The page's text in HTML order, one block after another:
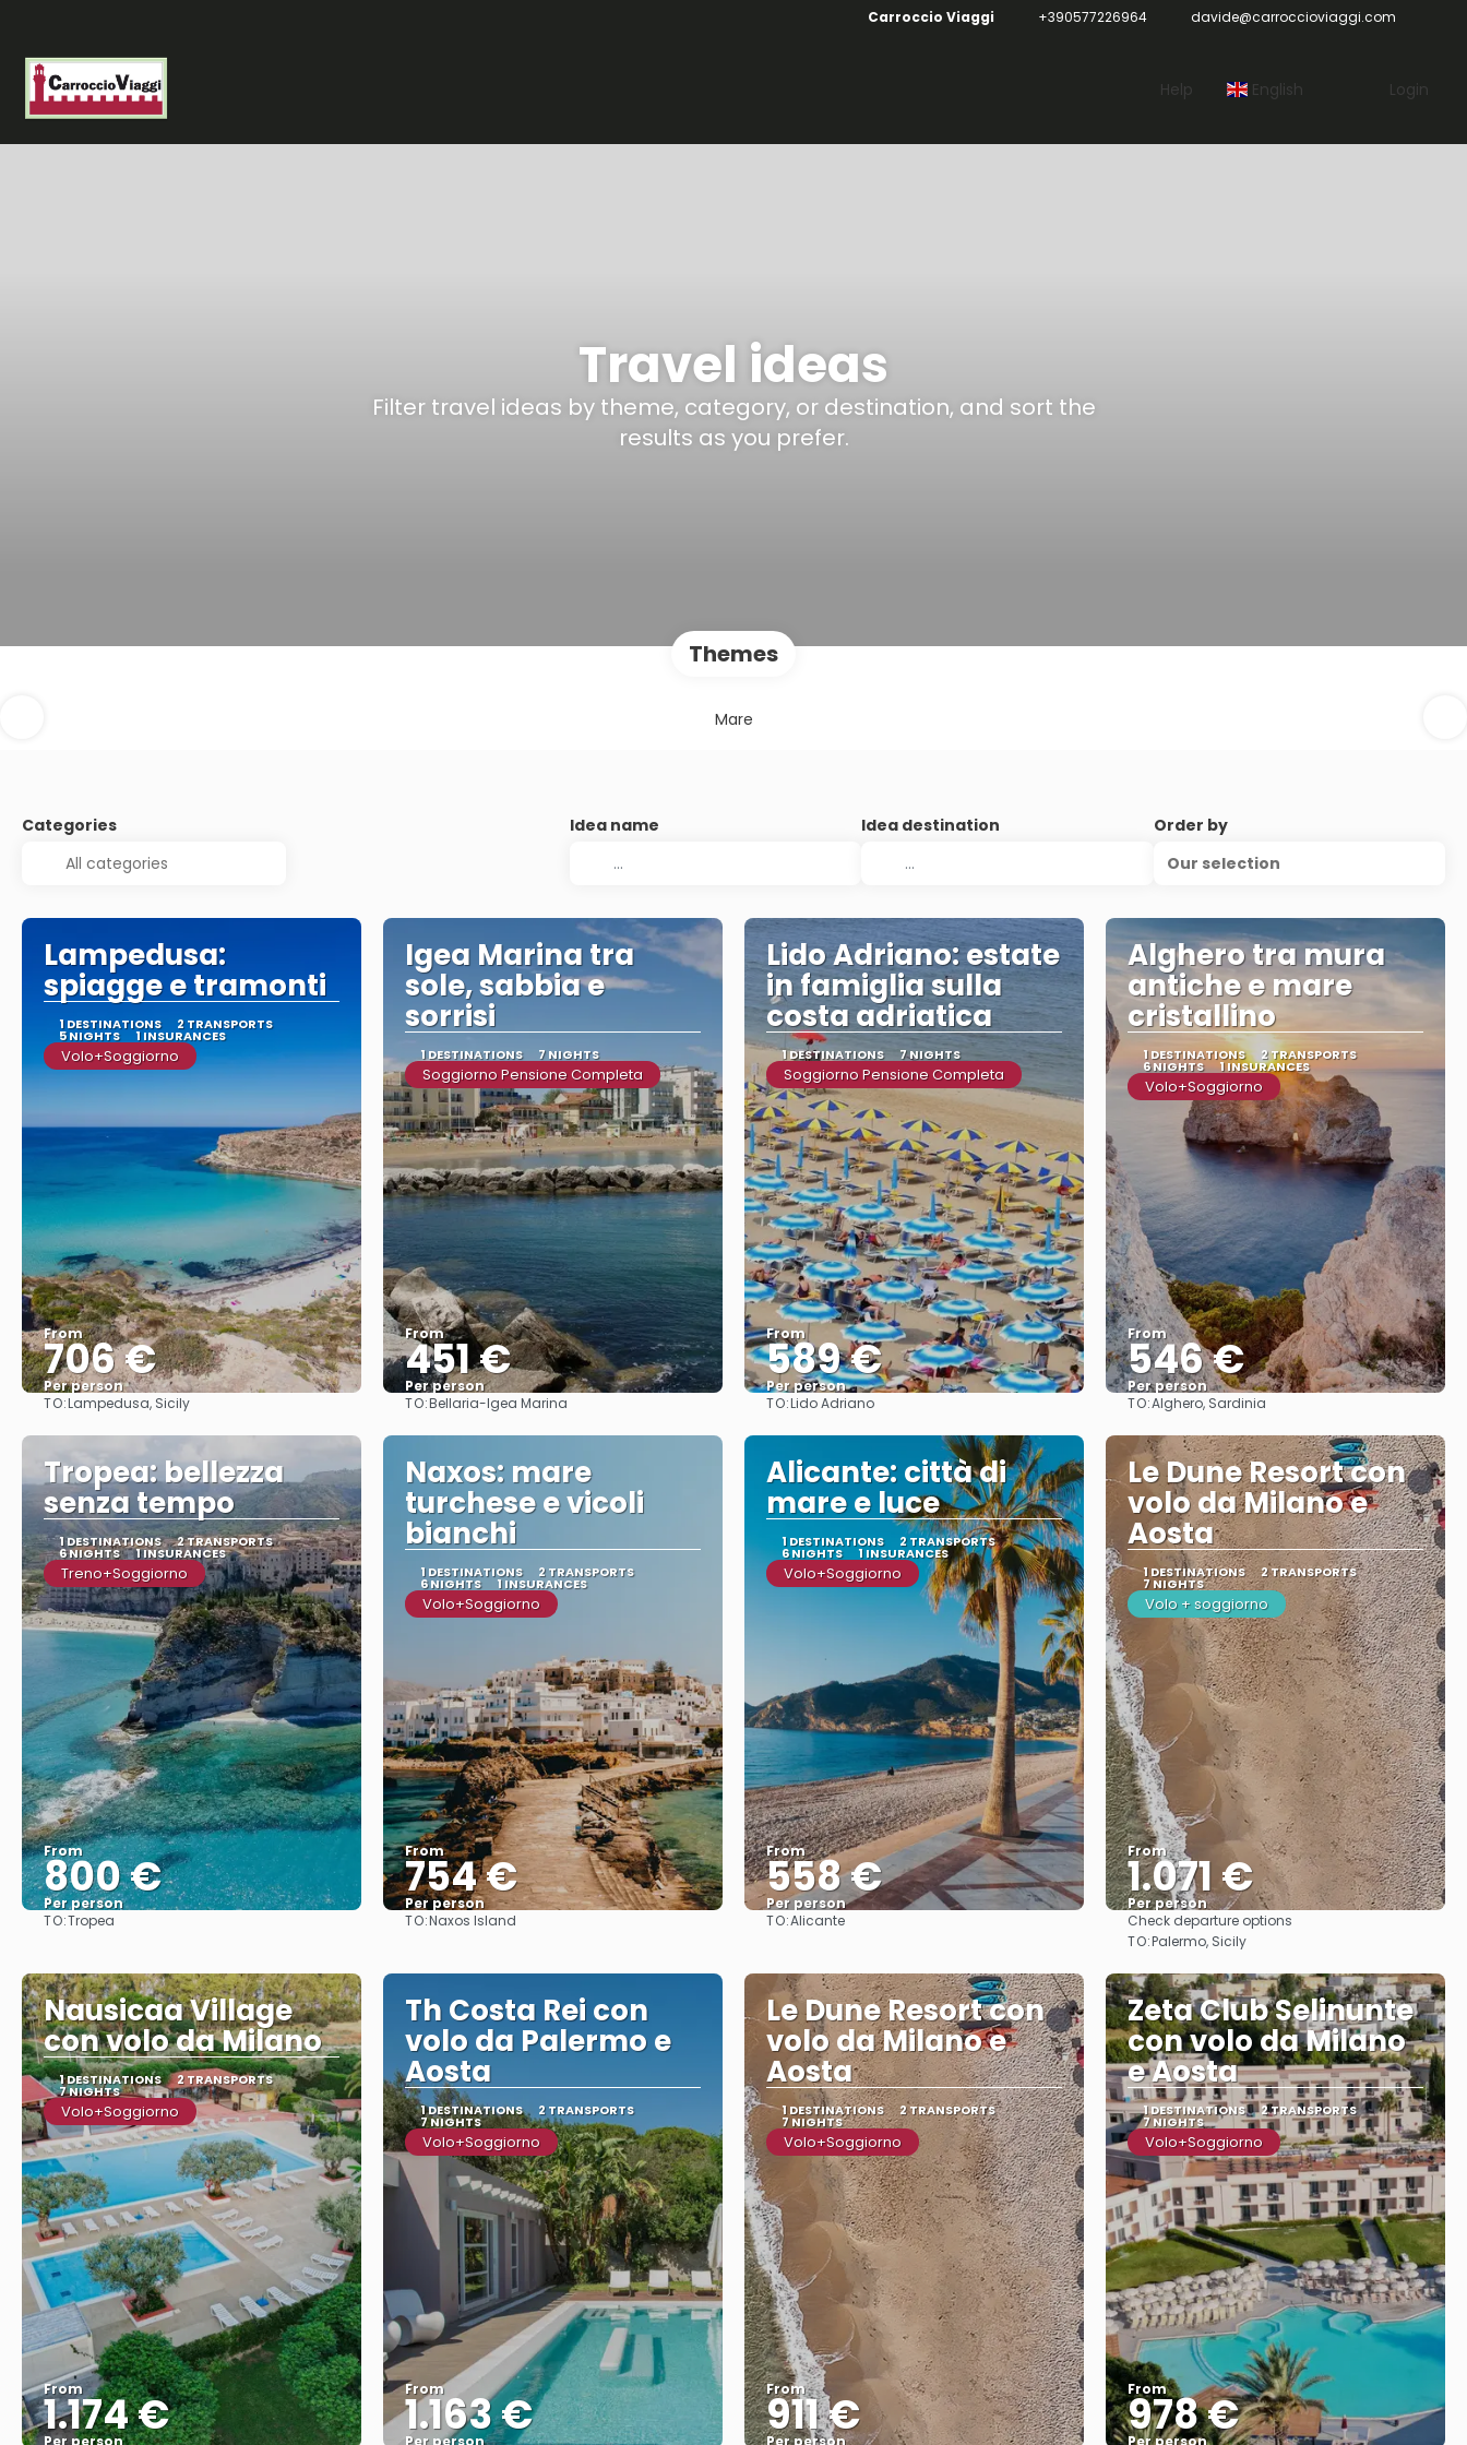
Carroccio Viaggi +390577226964 davide@carroccioviaggi.com
Help English Login
Travel ideas
Filter travel ideas by theme, category, or destination, and sort the
results as you prefer.
Themes
Mare
Categories Idea name Idea destination
Order by
Our selection
Lampedusa:
spiagge e tramonti
1 DESTINATIONS 2 TRANSPORTS
5 NIGHTS 1 INSURANCES
Volo+Soggiorno
From
706 €
Per person
See
TO:Lampedusa, Sicily
Igea Marina tra
sole, sabbia e
sorrisi
1 DESTINATIONS 7 NIGHTS
Soggiorno Pensione Completa
From
451 €
Per person
See
TO:Bellaria-Igea Marina
Lido Adriano: estate
in famiglia sulla
costa adriatica
1 DESTINATIONS 7 NIGHTS
Soggiorno Pensione Completa
From
589 €
Per person
TO:Lido Adriano
Alghero tra mura
antiche e mare
cristallino
1 DESTINATIONS 2 TRANSPORTS
6 NIGHTS 1 INSURANCES
Volo+Soggiorno
From
546 €
Per person
See
TO:Alghero, Sardinia
Tropea: bellezza
senza tempo
1 DESTINATIONS 2 TRANSPORTS
6 NIGHTS 1 INSURANCES
Treno+Soggiorno
From
800 €
Per person
TO:Tropea
Naxos: mare
turchese e vicoli
bianchi
1 DESTINATIONS 2 TRANSPORTS
6 NIGHTS 1 INSURANCES
Volo+Soggiorno
From
754 €
Per person
TO:Naxos Island
Alicante: città di
mare e luce
1 DESTINATIONS 2 TRANSPORTS
6 NIGHTS 1 INSURANCES
Volo+Soggiorno
From
558 €
Per person
TO:Alicante
Le Dune Resort con
volo da Milano e
Aosta
1 DESTINATIONS 2 TRANSPORTS
7 NIGHTS
Volo + soggiorno
From
1.071 €
Per person
See
Check departure options
TO:Palermo, Sicily
Nausicaa Village
con volo da Milano
1 DESTINATIONS 2 TRANSPORTS
7 NIGHTS
Volo+Soggiorno
From
1.174 €
Per person
Th Costa Rei con
volo da Palermo e
Aosta
1 DESTINATIONS 2 TRANSPORTS
7 NIGHTS
Volo+Soggiorno
From
1.163 €
Per person
Le Dune Resort con
volo da Milano e
Aosta
1 DESTINATIONS 2 TRANSPORTS
7 NIGHTS
Volo+Soggiorno
From
911 €
Per person
Zeta Club Selinunte
con volo da Milano
e Aosta
1 DESTINATIONS 2 TRANSPORTS
7 NIGHTS
Volo+Soggiorno
From
978 €
Per person